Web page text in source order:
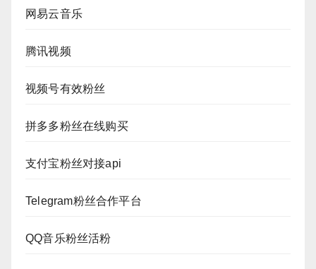
网易云音乐
腾讯视频
视频号有效粉丝
拼多多粉丝在线购买
支付宝粉丝对接api
Telegram粉丝合作平台
QQ音乐粉丝活粉